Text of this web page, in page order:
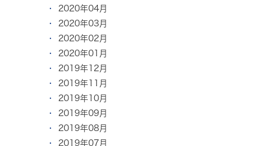
2020年04月
2020年03月
2020年02月
2020年01月
2019年12月
2019年11月
2019年10月
2019年09月
2019年08月
2019年07月